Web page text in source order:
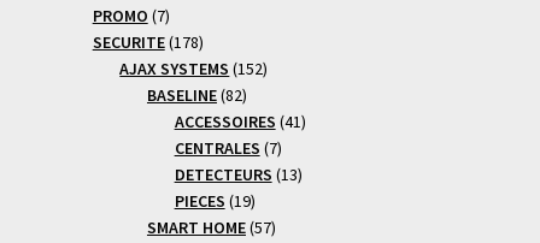
PROMO 77
produits
SECURITE 178178
produits
AJAX SYSTEMS 152152
BASELINE 8282
produits
ACCESSOIRES 4141
CENTRALES 77
produits
DETECTEURS 1313
PIECES 1919
produits
SMART HOME 5757